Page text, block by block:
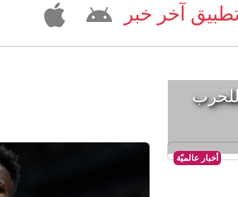
آخر خبر
أخبار عالميّة